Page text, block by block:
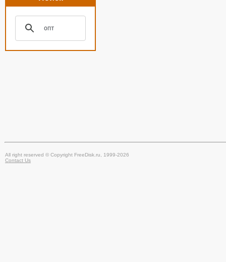
All right reserved © Copyright FreeDisk.ru, 1999-2026
Contact Us